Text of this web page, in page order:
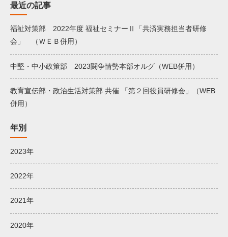
最近の記事
福祉対策部 2022年度 福祉セミナーⅡ「共済実務担当者研修
会」 （ＷＥＢ併用）
中堅・中小政策部 2023闘争情勢本部オルグ（WEB併用）
教育宣伝部・政治生活対策部 共催 「第２回役員研修会」（WEB
併用）
年別
2023年
2022年
2021年
2020年